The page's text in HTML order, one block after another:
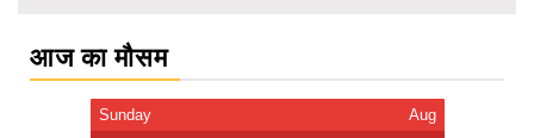
आज का मौसम
Sunday Aug